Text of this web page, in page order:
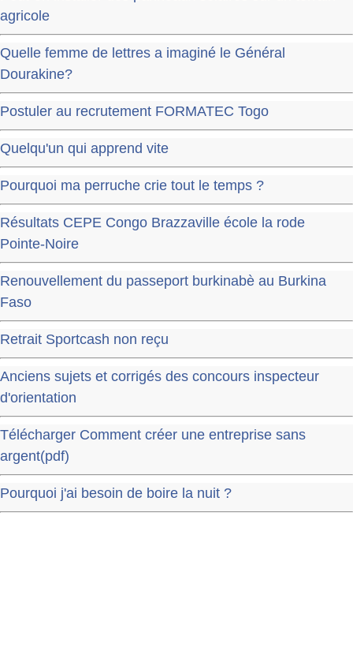
agricole
Quelle femme de lettres a imaginé le Général
Dourakine?
Postuler au recrutement FORMATEC Togo
Quelqu'un qui apprend vite
Pourquoi ma perruche crie tout le temps ?
Résultats CEPE Congo Brazzaville école la rode
Pointe-Noire
Renouvellement du passeport burkinabè au Burkina
Faso
Retrait Sportcash non reçu
Anciens sujets et corrigés des concours inspecteur
d'orientation
Télécharger Comment créer une entreprise sans
argent(pdf)
Pourquoi j'ai besoin de boire la nuit ?